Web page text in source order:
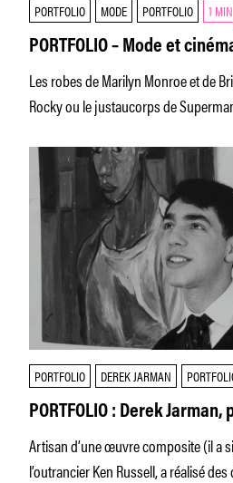
PORTFOLIO MODE PORTFOLIO 1 MIN
PORTFOLIO – Mode et
Les robes de Marilyn Monroe et de
Rocky ou le justaucorps de
PORTFOLIO DEREK JARMAN
PORTFOLIO : Derek
Artisan d’une œuvre composite (il a
l’outrancier Ken Russell, a réalisé